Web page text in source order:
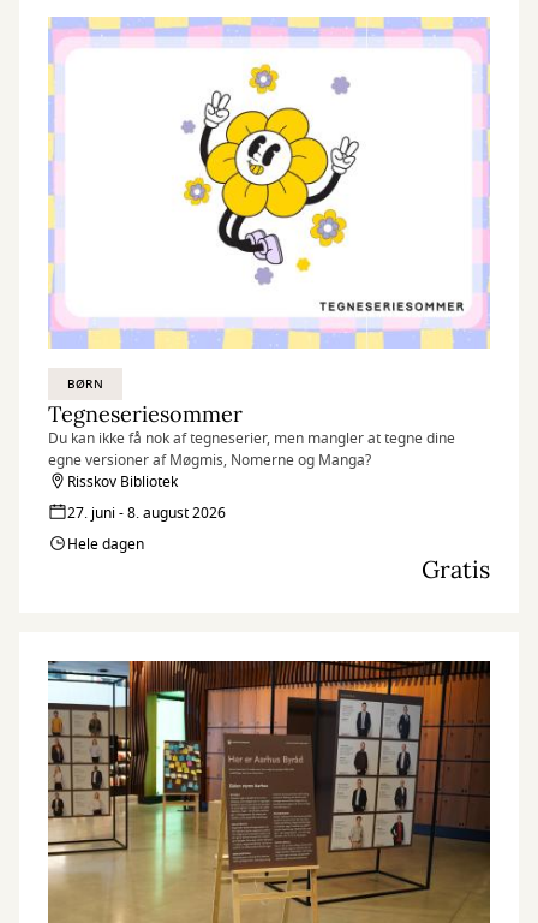
BØRN
Tegneseriesommer
Du kan ikke få nok af tegneserier, men mangler at tegne dine
egne versioner af Møgmis, Nomerne og Manga?
Risskov Bibliotek
27. juni - 8. august 2026
Hele dagen
Gratis